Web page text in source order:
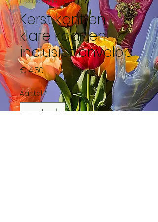
Kerst kant en
klare kaarten
inclusief envelop
€ 4,50Prijs
Aantal *